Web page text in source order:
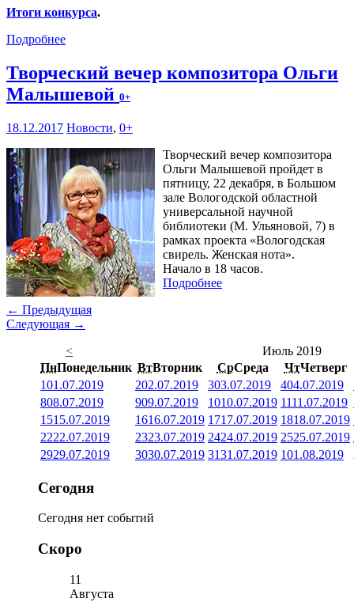
Итоги конкурса.
Подробнее
Творческий вечер композитора Ольги
Малышевой 0+
18.12.2017 Новости, 0+
Творческий вечер композитора
Ольги Малышевой пройдет в
пятницу, 22 декабря, в Большом
зале Вологодской областной
универсальной научной
библиотеки (М. Ульяновой, 7) в
рамках проекта «Вологодская
свирель. Женская нота».
Начало в 18 часов.
Подробнее
← Предыдущая
Следующая →
<
Июль 2019
ПнПонедельник ВтВторник СрСреда ЧтЧетверг
101.07.2019 202.07.2019 303.07.2019 404.07.2019
808.07.2019 909.07.2019 1010.07.2019 1111.07.2019
1515.07.2019 1616.07.2019 1717.07.2019 1818.07.2019
2222.07.2019 2323.07.2019 2424.07.2019 2525.07.2019
2929.07.2019 3030.07.2019 3131.07.2019 101.08.2019
Сегодня
Сегодня нет событий
Скоро
11
Августа